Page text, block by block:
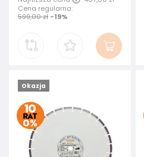
Cena regularna:
599,00 zł -19%
Okazja